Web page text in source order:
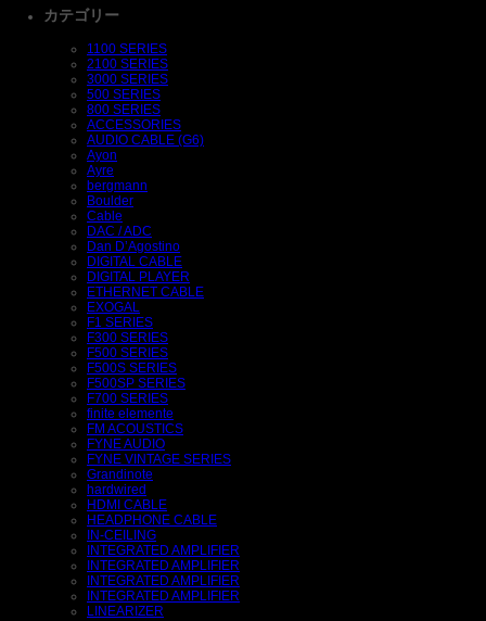
カテゴリー
1100 SERIES
2100 SERIES
3000 SERIES
500 SERIES
800 SERIES
ACCESSORIES
AUDIO CABLE (G6)
Ayon
Ayre
bergmann
Boulder
Cable
DAC / ADC
Dan D’Agostino
DIGITAL CABLE
DIGITAL PLAYER
ETHERNET CABLE
EXOGAL
F1 SERIES
F300 SERIES
F500 SERIES
F500S SERIES
F500SP SERIES
F700 SERIES
finite elemente
FM ACOUSTICS
FYNE AUDIO
FYNE VINTAGE SERIES
Grandinote
hardwired
HDMI CABLE
HEADPHONE CABLE
IN-CEILING
INTEGRATED AMPLIFIER
INTEGRATED AMPLIFIER
INTEGRATED AMPLIFIER
INTEGRATED AMPLIFIER
LINEARIZER